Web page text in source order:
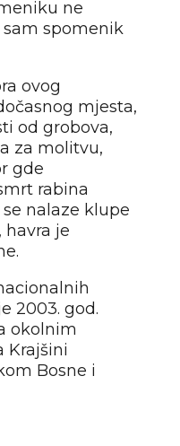
ne
sam spomenik
ovog
mjesta,
od grobova,
za molitvu,
gde
rabina
nalaze klupe
havra je
2003. god.
okolnim
Krajšini
Bosne i